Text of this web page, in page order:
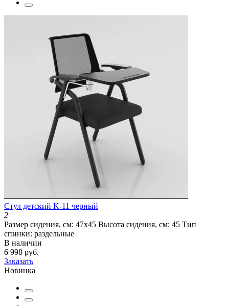
Cтул детский K-11 черный
2
Размер сидения, см: 47х45 Высота сидения, см: 45 Тип
спинки: раздельные
В наличии
6 998 руб.
Заказать
Новинка